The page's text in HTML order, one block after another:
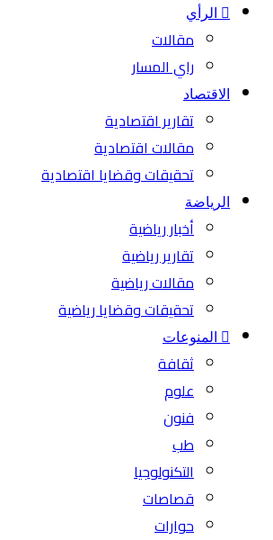
الرأي
مقالات
راي المسار
الاقتصاد
تقارير اقتصادية
مقالات اقتصادية
تحقيقات وقضايا اقتصادية
الرياضة
أخبار رياضية
تقارير رياضية
مقالات رياضية
تحقيقات وقضايا رياضية
المنوعات
ثقافة
علوم
فنون
طب
التكنولوجيا
قصاصات
حوارات